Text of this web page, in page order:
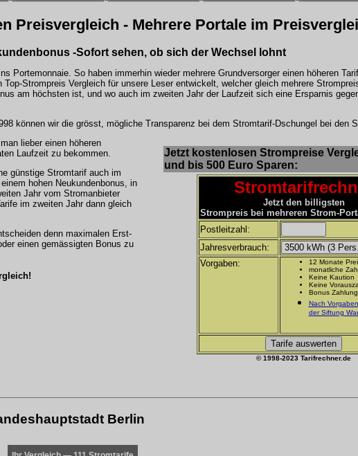
Preisvergleich - Mehrere Portale im
-Sofort sehen, ob sich der Wechsel lohnt
Portemonnaie. So haben immerhin wieder mehrere Grundversorger einen höheren
Strompreis Vergleich für unsere Leser entwickelt, welcher gleich mehrere
am höchsten ist, und wo auch im zweiten Jahr der Laufzeit sich eine Ersparnis
können wir die grösst, mögliche Transparenz bei dem Stromtarif-Dschungel bei den
Jetzt kostenlosen Strompreise
und bis 500 Euro Sparen:
Jetzt den billigsten
Strompreis bei mehreren Strom-
Postleitzahl:
Jahresverbrauch:
Vorgaben:
12 Monate
monatliche
Keine Kaution
Keine
Bonus
Nach Vorgaben
der Siftung
© 1998-2023 Tarifrechner.de
lieber einen höheren
Laufzeit zu bekommen.
günstige Stromtarif auch im
hohen Neukundenbonus, in
Jahr vom Stromanbieter
im zweiten Jahr dann gleich
denn maximalen Erst-
einen gemässigten Bonus zu
Berlin